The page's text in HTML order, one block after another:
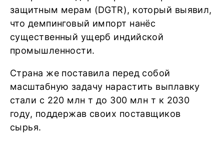
защитным мерам (DGTR), который выявил,
что демпинговый импорт нанёс
существенный ущерб индийской
промышленности.
Страна же поставила перед собой
масштабную задачу нарастить выплавку
стали с 220 млн т до 300 млн т к 2030
году, поддержав своих поставщиков
сырья.